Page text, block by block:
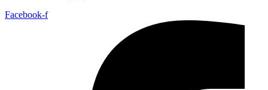
Facebook-f